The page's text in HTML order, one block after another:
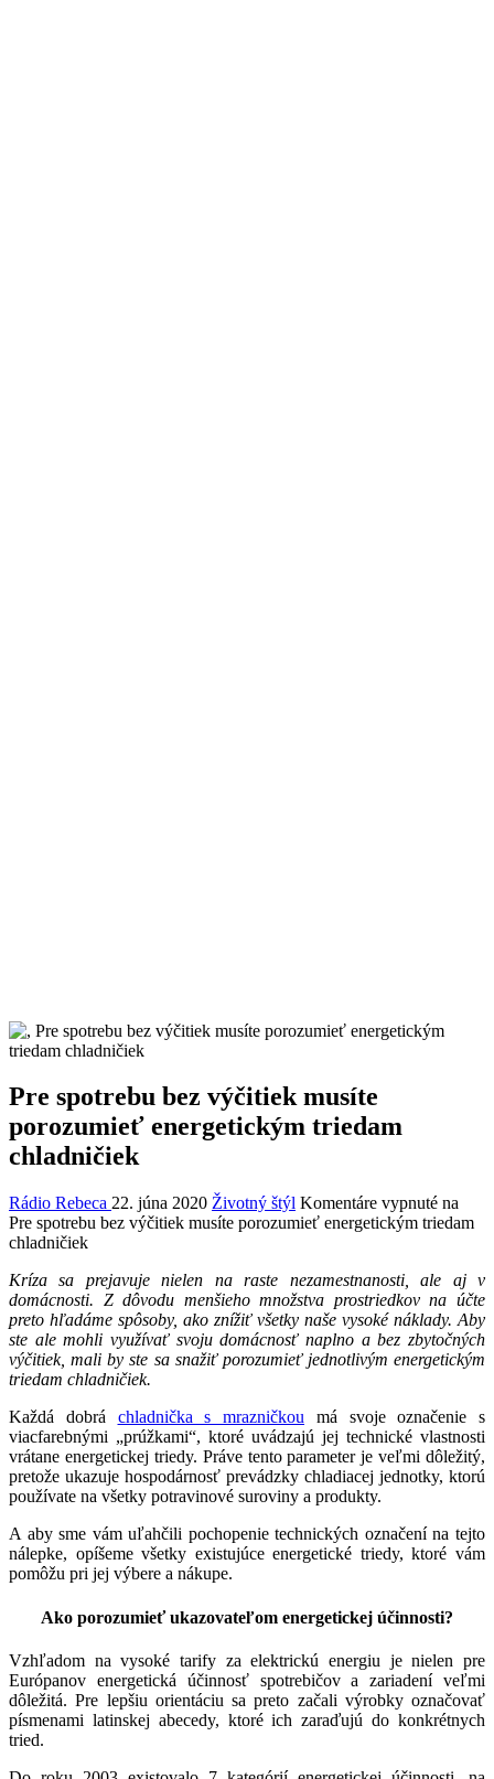
Pre spotrebu bez výčitiek musíte
porozumieť energetickým triedam
chladničiek
Rádio Rebeca 22. júna 2020 Životný štýl Komentáre vypnuté na
Pre spotrebu bez výčitiek musíte porozumieť energetickým triedam
chladničiek
Kríza sa prejavuje nielen na raste nezamestnanosti, ale aj v
domácnosti. Z dôvodu menšieho množstva prostriedkov na účte
preto hľadáme spôsoby, ako znížiť všetky naše vysoké náklady. Aby
ste ale mohli využívať svoju domácnosť naplno a bez zbytočných
výčitiek, mali by ste sa snažiť porozumieť jednotlivým energetickým
triedam chladničiek.
Každá dobrá chladnička s mrazničkou má svoje označenie s
viacfarebnými „prúžkami“, ktoré uvádzajú jej technické vlastnosti
vrátane energetickej triedy. Práve tento parameter je veľmi dôležitý,
pretože ukazuje hospodárnosť prevádzky chladiacej jednotky, ktorú
používate na všetky potravinové suroviny a produkty.
A aby sme vám uľahčili pochopenie technických označení na tejto
nálepke, opíšeme všetky existujúce energetické triedy, ktoré vám
pomôžu pri jej výbere a nákupe.
Ako porozumieť ukazovateľom energetickej účinnosti?
Vzhľadom na vysoké tarify za elektrickú energiu je nielen pre
Európanov energetická účinnosť spotrebičov a zariadení veľmi
dôležitá. Pre lepšiu orientáciu sa preto začali výrobky označovať
písmenami latinskej abecedy, ktoré ich zaraďujú do konkrétnych
tried.